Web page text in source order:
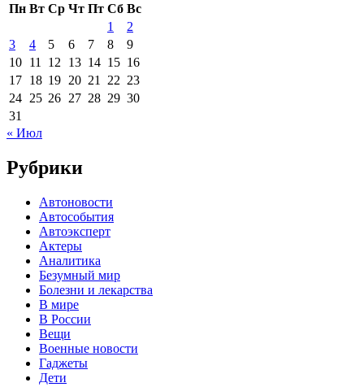
Пн Вт Ср Чт Пт Сб Вс
1
2
3
4 5 6 7 8
9
10 11 12 13 14 15 16
17 18 19 20 21 22 23
24 25 26 27 28 29 30
31
« Июл
Рубрики
Автоновости
Автособытия
Автоэксперт
Актеры
Аналитика
Безумный мир
Болезни и лекарства
В мире
В России
Вещи
Военные новости
Гаджеты
Дети